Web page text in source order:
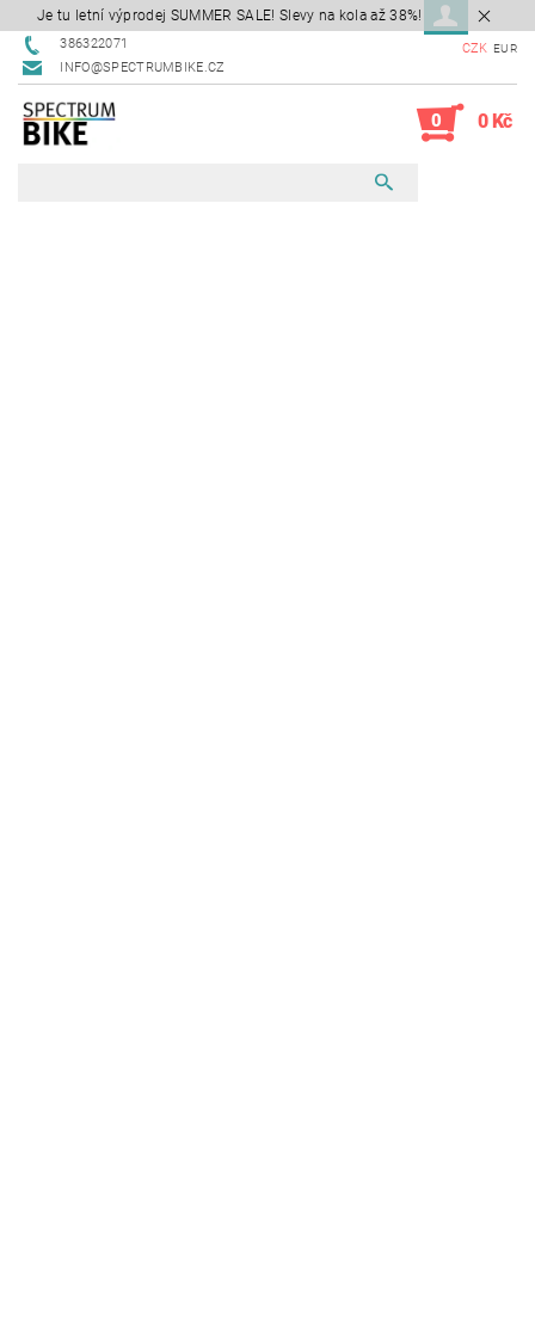
Je tu letní výprodej SUMMER SALE! Slevy na kola až 38%!
386322071
INFO@SPECTRUMBIKE.CZ
CZK EUR
0 0 Kč